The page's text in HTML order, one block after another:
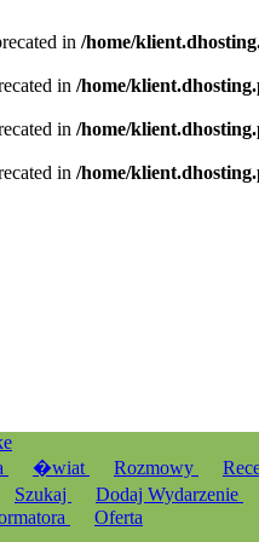
in /home/
in /home/
in /home/
in /home/
�wiat Rozmowy
Szukaj Dodaj Wydarzenie
Oferta